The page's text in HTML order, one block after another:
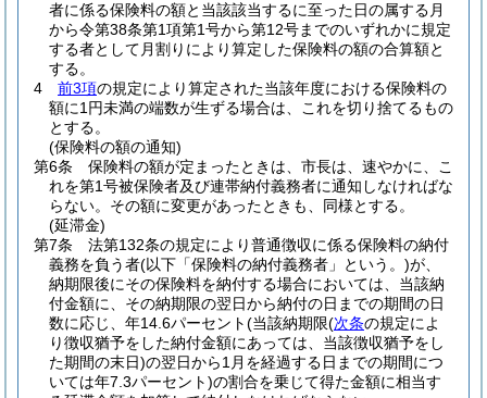
者に係る保険料の額と当該該当するに至った日の属する月
から令第38条第1項第1号から第12号までのいずれかに規定
する者として月割りにより算定した保険料の額の合算額と
する。
4
前3項の規定により算定された当該年度における保険料の
額に1円未満の端数が生ずる場合は、これを切り捨てるもの
とする。
(保険料の額の通知)
第6条
保険料の額が定まったときは、市長は、速やかに、こ
れを第1号被保険者及び連帯納付義務者に通知しなければな
らない。 その額に変更があったときも、同様とする。
(延滞金)
第7条
法第132条の規定により普通徴収に係る保険料の納付
義務を負う者(以下「保険料の納付義務者」という。)が、
納期限後にその保険料を納付する場合においては、当該納
付金額に、その納期限の翌日から納付の日までの期間の日
数に応じ、年14.6パーセント(当該納期限(次条の規定によ
り徴収猶予をした納付金額にあっては、当該徴収猶予をし
た期間の末日)の翌日から1月を経過する日までの期間につ
いては年7.3パーセント)の割合を乗じて得た金額に相当す